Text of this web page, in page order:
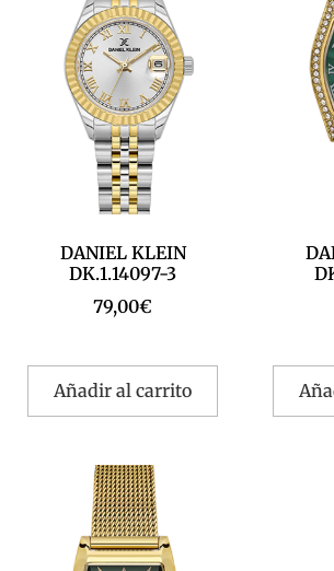
DANIEL KLEIN
DK.1.14097-3
79,00€
Añadir al carrito